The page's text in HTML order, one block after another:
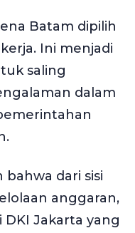
Batam dipilih
Ini menjadi
saling
dalam
dari sisi
anggaran,
Jakarta yang